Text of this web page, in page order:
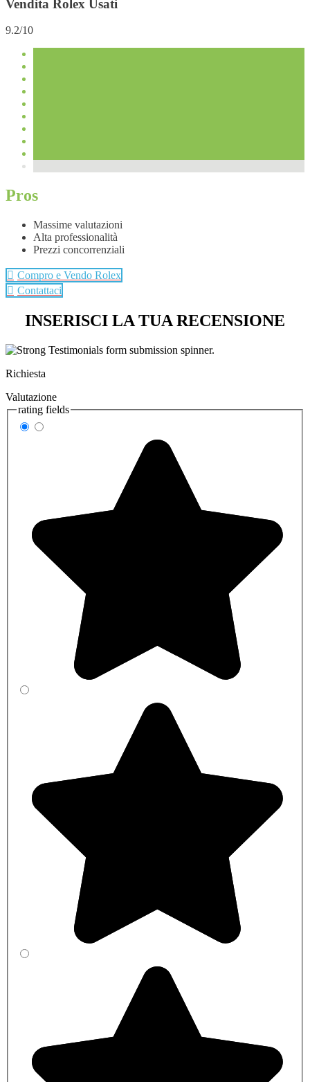
Vendita Rolex Usati
9.2/10
Pros
Massime valutazioni
Alta professionalità
Prezzi concorrenziali
Compro e Vendo Rolex
Contattaci
INSERISCI LA TUA RECENSIONE
Richiesta
Valutazione
rating fields